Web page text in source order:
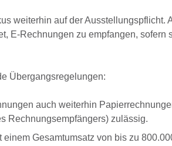
weiterhin auf der Ausstellungspflicht.
E-Rechnungen zu empfangen,
Übergangsregelungen:
auch weiterhin
Rechnungsempfängers) zulässig.
Gesamtumsatz von bis zu